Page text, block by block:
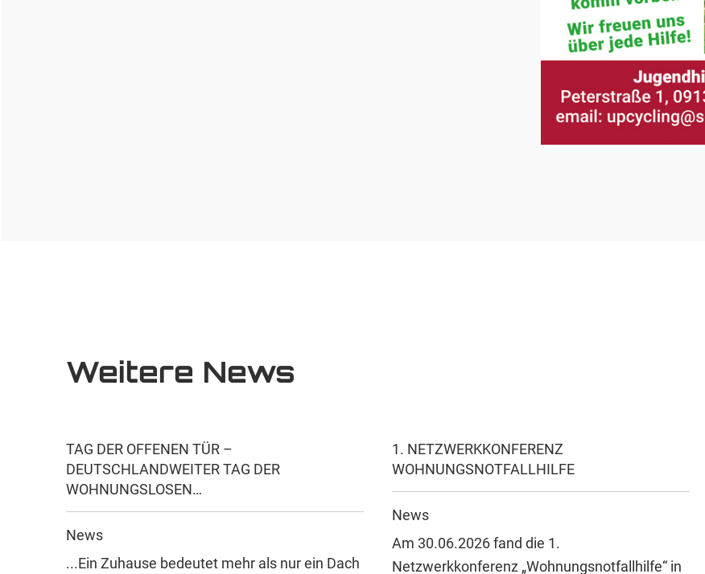
Weitere News
TAG DER OFFENEN TÜR –
DEUTSCHLANDWEITER TAG DER
WOHNUNGSLOSEN…
News
...Ein Zuhause bedeutet mehr als nur ein Dach
1. NETZWERKKONFERENZ
WOHNUNGSNOTFALLHILFE
News
Am 30.06.2026 fand die 1.
Netzwerkkonferenz „Wohnungsnotfallhilfe“ in